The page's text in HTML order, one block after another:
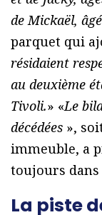
de Mickaël,
parquet qui
résidaient
au deuxième
Tivoli.» «Le
décédées »,
immeuble, a
toujours
La piste